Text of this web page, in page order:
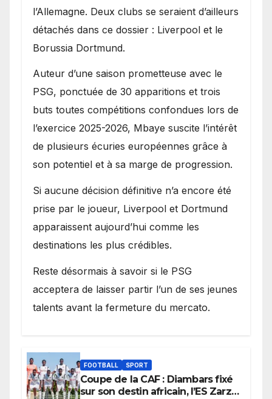
l’Allemagne. Deux clubs se seraient d’ailleurs
détachés dans ce dossier : Liverpool et le
Borussia Dortmund.
Auteur d’une saison prometteuse avec le
PSG, ponctuée de 30 apparitions et trois
buts toutes compétitions confondues lors de
l’exercice 2025-2026, Mbaye suscite l’intérêt
de plusieurs écuries européennes grâce à
son potentiel et à sa marge de progression.
Si aucune décision définitive n’a encore été
prise par le joueur, Liverpool et Dortmund
apparaissent aujourd’hui comme les
destinations les plus crédibles.
Reste désormais à savoir si le PSG
acceptera de laisser partir l’un de ses jeunes
talents avant la fermeture du mercato.
FOOTBALL SPORT
Coupe de la CAF : Diambars fixé
sur son destin africain, l’ES Zarzis